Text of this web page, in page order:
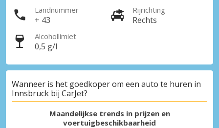
Topbesparingen
Krijg toegang tot exclusieve
partneraanbiedingen
Landnummer
+ 43
Rijrichting
Rechts
Alcohollimiet
0,5 g/l
Wanneer is het goedkoper om een auto te huren in
Innsbruck bij CarJet?
Maandelijkse trends in prijzen en
voertuigbeschikbaarheid